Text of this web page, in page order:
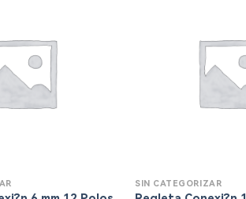
SIN CATEGORIZAR